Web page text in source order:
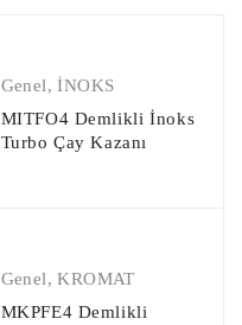
Genel,İNOKS
MITFO4 Demlikli İnoks
Turbo Çay Kazanı
Genel,KROMAT
MKPFE4 Demlikli